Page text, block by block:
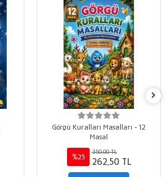
Görgü Kuralları Masalları - 12
Masal
%25
350,00 TL
262,50 TL